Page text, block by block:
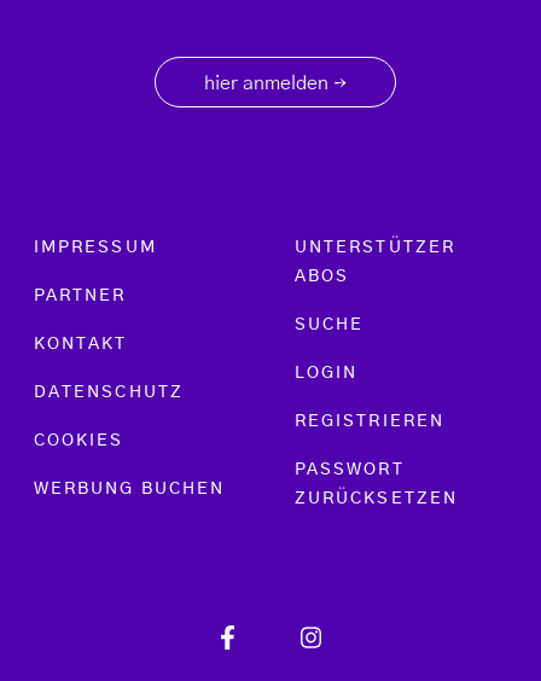
hier anmelden →
Footer menu
IMPRESSUM
PARTNER
KONTAKT
DATENSCHUTZ
COOKIES
WERBUNG BUCHEN
UNTERSTÜTZER
ABOS
SUCHE
LOGIN
REGISTRIEREN
PASSWORT
ZURÜCKSETZEN